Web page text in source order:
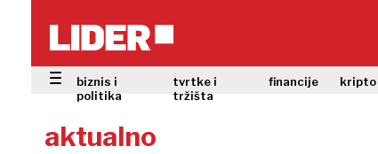
biznis i
politika
tvrtke i
tržišta
financije kripto
aktualno